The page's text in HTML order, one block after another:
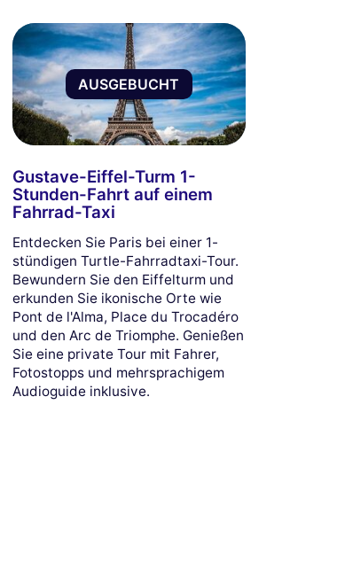
AUSGEBUCHT
Gustave-Eiffel-Turm 1-
Stunden-Fahrt auf einem
Fahrrad-Taxi
Entdecken Sie Paris bei einer 1-
stündigen Turtle-Fahrradtaxi-Tour.
Bewundern Sie den Eiffelturm und
erkunden Sie ikonische Orte wie
Pont de l'Alma, Place du Trocadéro
und den Arc de Triomphe. Genießen
Sie eine private Tour mit Fahrer,
Fotostopps und mehrsprachigem
Audioguide inklusive.